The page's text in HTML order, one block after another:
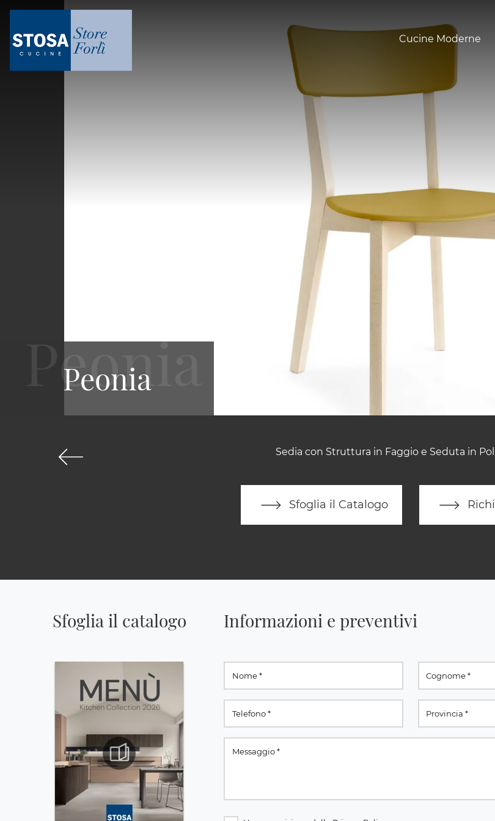
Cucine Moderne
Sedia con Struttura in Faggio e Seduta in
Sfoglia il Catalogo
Peonia
Sfoglia il catalogo Informazioni e preventivi